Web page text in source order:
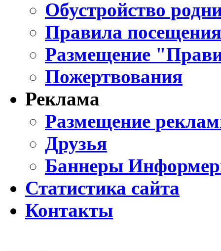
Обустройство
Правила
Размещение
Пожертвования
Реклама
Размещение
Друзья
Баннеры
Статистика сайта
Контакты